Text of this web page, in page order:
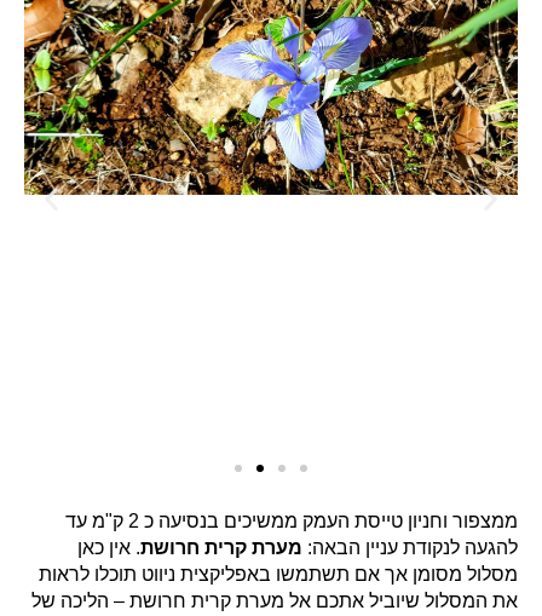
ממצפור וחניון טייסת העמק ממשיכים בנסיעה כ 2 ק"מ עד
להגעה לנקודת עניין הבאה: מערת קרית חרושת. אין כאן
מסלול מסומן אך אם תשתמשו באפליקצית ניווט תוכלו לראות
את המסלול שיוביל אתכם אל מערת קרית חרושת – הליכה של